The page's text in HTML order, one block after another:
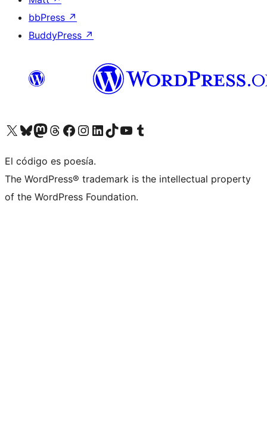
bbPress ↗
BuddyPress ↗
Visitá nuestra cuenta de X (anteriormente Twitter)
Visitá nuestra cuenta de Bluesky
Visitá nuestra cuenta de Mastodon
Visitá nuestra cuenta de Threads
Visitá nuestra página de Facebook
Visitá nuestra cuenta de Instagram
Visitá nuestra cuenta de LinkedIn
Visitá nuestra cuenta de TikTok
Visitá nuestro canal de YouTube
Visitá nuestra cuenta de Tumblr
El código es poesía.
The WordPress® trademark is the intellectual property
of the WordPress Foundation.